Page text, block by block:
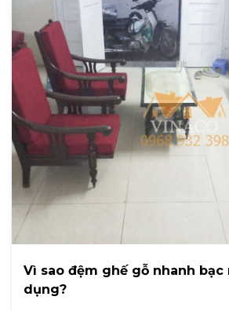
Vì sao đệm ghế gỗ nhanh
dụng?